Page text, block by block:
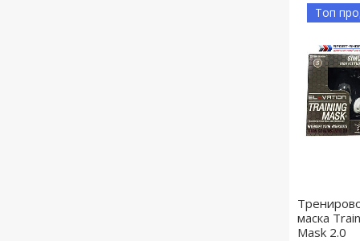
Топ
маска
Mask 2.0